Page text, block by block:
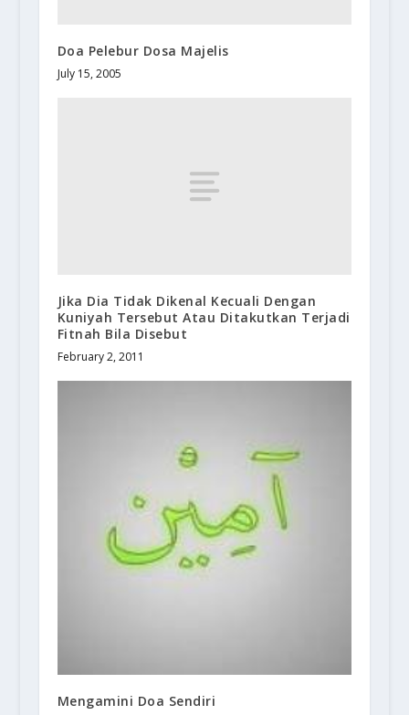
Doa Pelebur Dosa Majelis
July 15, 2005
Jika Dia Tidak Dikenal Kecuali Dengan
Kuniyah Tersebut Atau Ditakutkan Terjadi
Fitnah Bila Disebut
February 2, 2011
Mengamini Doa Sendiri